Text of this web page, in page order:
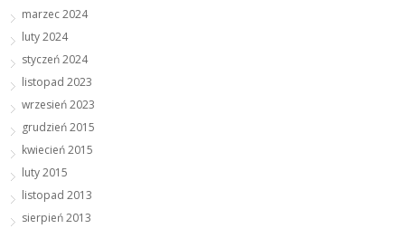
marzec 2024
luty 2024
styczeń 2024
listopad 2023
wrzesień 2023
grudzień 2015
kwiecień 2015
luty 2015
listopad 2013
sierpień 2013